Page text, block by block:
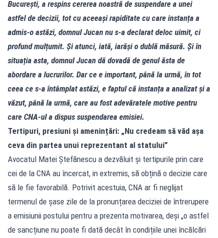
București, a respins cererea noastră de suspendare a unei
astfel de decizii, tot cu aceeași rapiditate cu care instanța a
admis‑o astăzi, domnul Jucan nu s‑a declarat deloc uimit, ci
profund mulțumit. Și atunci, iată, iarăși o dublă măsură. Și în
situația asta, domnul Jucan dă dovadă de genul ăsta de
abordare a lucrurilor. Dar ce e important, până la urmă, în tot
ceea ce s‑a întâmplat astăzi, e faptul că instanța a analizat și a
văzut, până la urmă, care au fost adevăratele motive pentru
care CNA‑ul a dispus suspendarea emisiei.
Tertipuri, presiuni și amenințări: „Nu credeam să văd așa
ceva din partea unui reprezentant al statului”
Avocatul Matei Ștefănescu a dezvăluit și tertipurile prin care
cei de la CNA au încercat, in extremis, să obțină o decizie care
să le fie favorabilă. Potrivit acestuia, CNA ar fi neglijat
termenul de șase zile de la pronunțarea deciziei de întrerupere
a emisiunii postului pentru a prezenta motivarea, deși „o astfel
de sancțiune nu poate fi dată decât în condițiile unei încălcări